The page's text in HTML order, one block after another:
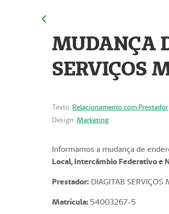
MUDANÇA
SERVIÇOS
Texto: Relacionamento com Prestador
Design: Marketing
Informamos a mudança de
Local, Intercâmbio Federativo e
Prestador: DIAGITAB SERVIÇOS
Matrícula:54003267-5